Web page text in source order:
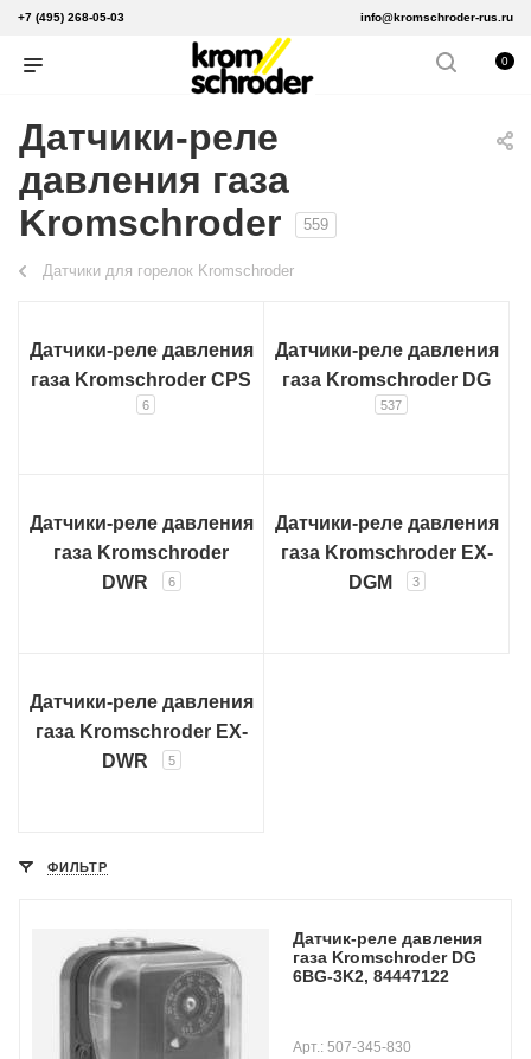
+7 (495) 268-05-03 info@kromschroder-rus.ru
0
Датчики-реле
давления газа
Kromschroder
559
Датчики для горелок Kromschroder
Датчики-реле давления
газа Kromschroder CPS
6
Датчики-реле давления
газа Kromschroder DG
537
Датчики-реле давления
газа Kromschroder
DWR
6
Датчики-реле давления
газа Kromschroder EX-
DGM
3
Датчики-реле давления
газа Kromschroder EX-
DWR
5
ФИЛЬТР
Датчик-реле давления
газа Kromschroder DG
6BG-3K2, 84447122
Арт.: 507-345-830